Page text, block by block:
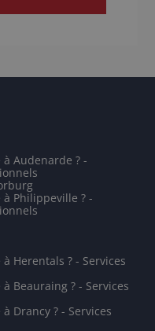
Audenarde ? -
Philippeville ? -
Herentals ? - Services
Beauraing ? - Services
Drancy ? - Services